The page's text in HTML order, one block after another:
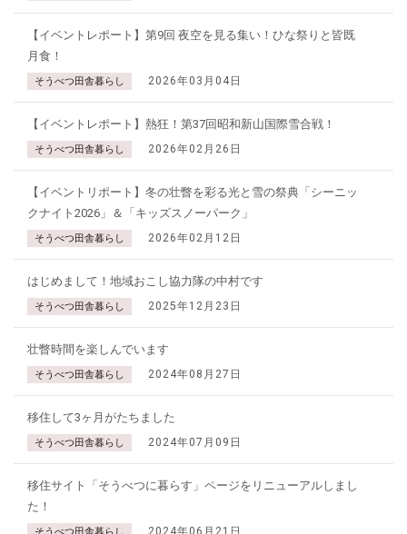
【イベントレポート】第9回 夜空を見る集い！ひな祭りと皆既
月食！
そうべつ田舎暮らし 2026年03月04日
【イベントレポート】熱狂！第37回昭和新山国際雪合戦！
そうべつ田舎暮らし 2026年02月26日
【イベントリポート】冬の壮瞥を彩る光と雪の祭典「シーニッ
クナイト2026」＆「キッズスノーパーク」
そうべつ田舎暮らし 2026年02月12日
はじめまして！地域おこし協力隊の中村です
そうべつ田舎暮らし 2025年12月23日
壮瞥時間を楽しんでいます
そうべつ田舎暮らし 2024年08月27日
移住して3ヶ月がたちました
そうべつ田舎暮らし 2024年07月09日
移住サイト「そうべつに暮らす」ページをリニューアルしまし
た！
2024年06月21日